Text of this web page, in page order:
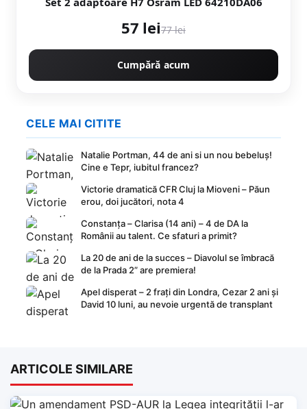
57 lei77 lei
Cumpără acum
CELE MAI CITITE
Natalie Portman, 44 de ani si un nou bebeluș!
Cine e Tepr, iubitul francez?
Victorie dramatică CFR Cluj la Mioveni – Păun
erou, doi jucători, nota 4
Constanța – Clarisa (14 ani) – 4 de DA la
Românii au talent. Ce sfaturi a primit?
La 20 de ani de la succes – Diavolul se îmbracă
de la Prada 2” are premiera!
Apel disperat – 2 frați din Londra, Cezar 2 ani și
David 10 luni, au nevoie urgentă de transplant
ARTICOLE SIMILARE